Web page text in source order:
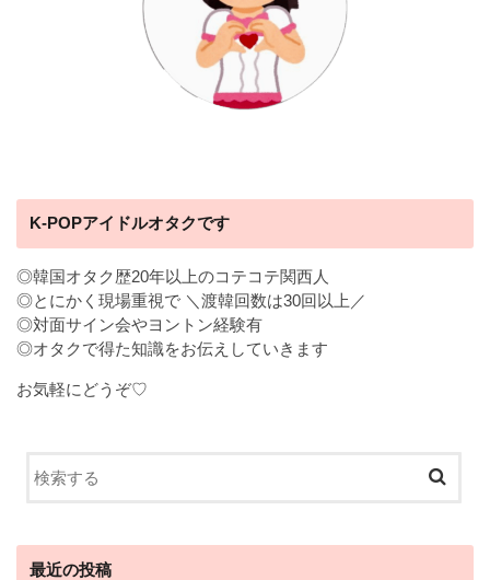
K-POPアイドルオタクです
◎韓国オタク歴20年以上のコテコテ関西人
◎とにかく現場重視で ＼渡韓回数は30回以上／
◎対面サイン会やヨントン経験有
◎オタクで得た知識をお伝えしていきます
お気軽にどうぞ♡
最近の投稿